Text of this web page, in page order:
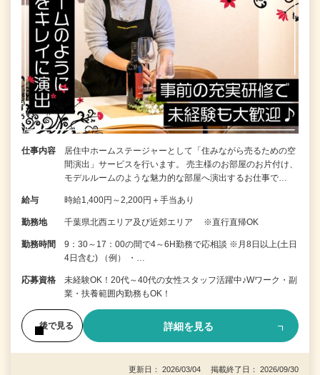
仕事内容
居住中ホームステージャーとして「住みながら売るための空
間演出」サービスを行います。 売主様のお部屋のお片付け、
モデルルームのような魅力的な部屋へ演出するお仕事で…
給与 時給1,400円～2,200円＋手当あり
勤務地 千葉県北西エリア及び近郊エリア ※直行直帰OK
勤務時間
9：30～17：00の間で4～6H勤務で応相談 ※月8日以上(土日
4日含む) （例） ・…
応募資格
未経験OK！20代～40代の女性スタッフ活躍中♪Wワーク・副
業・扶養範囲内勤務もOK！
後で見る 詳細を見る
更新日： 2026/03/04 掲載終了日： 2026/09/30